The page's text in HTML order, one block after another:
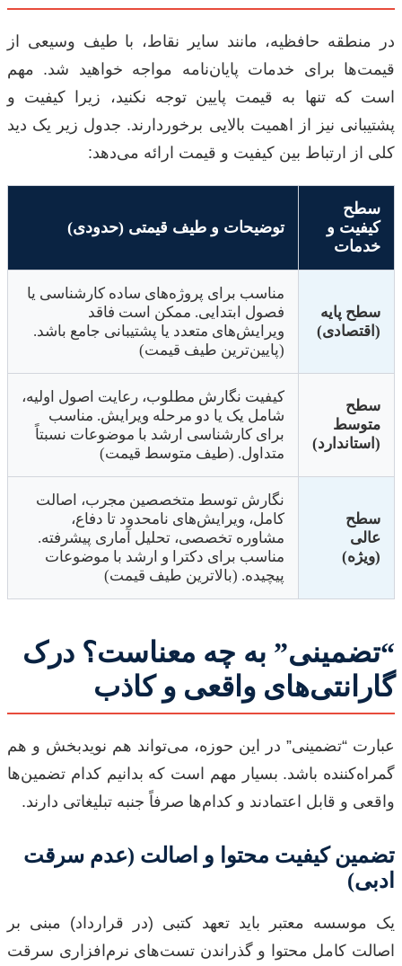
در منطقه حافظیه، مانند سایر نقاط، با طیف وسیعی از
قیمت‌ها برای خدمات پایان‌نامه مواجه خواهید شد. مهم
است که تنها به قیمت پایین توجه نکنید، زیرا کیفیت و
پشتیبانی نیز از اهمیت بالایی برخوردارند. جدول زیر یک دید
کلی از ارتباط بین کیفیت و قیمت ارائه می‌دهد:
سطح
کیفیت و
خدمات
توضیحات و طیف قیمتی (حدودی)
سطح پایه
(اقتصادی)
مناسب برای پروژه‌های ساده کارشناسی یا
فصول ابتدایی. ممکن است فاقد
ویرایش‌های متعدد یا پشتیبانی جامع باشد.
(پایین‌ترین طیف قیمت)
سطح
متوسط
(استاندارد)
کیفیت نگارش مطلوب، رعایت اصول اولیه،
شامل یک یا دو مرحله ویرایش. مناسب
برای کارشناسی ارشد با موضوعات نسبتاً
متداول. (طیف متوسط قیمت)
سطح
عالی
(ویژه)
نگارش توسط متخصصین مجرب، اصالت
کامل، ویرایش‌های نامحدود تا دفاع،
مشاوره تخصصی، تحلیل آماری پیشرفته.
مناسب برای دکترا و ارشد با موضوعات
پیچیده. (بالاترین طیف قیمت)
“تضمینی” به چه معناست؟ درک
گارانتی‌های واقعی و کاذب
عبارت “تضمینی” در این حوزه، می‌تواند هم نویدبخش و هم
گمراه‌کننده باشد. بسیار مهم است که بدانیم کدام تضمین‌ها
واقعی و قابل اعتمادند و کدام‌ها صرفاً جنبه تبلیغاتی دارند.
تضمین کیفیت محتوا و اصالت (عدم سرقت
ادبی)
یک موسسه معتبر باید تعهد کتبی (در قرارداد) مبنی بر
اصالت کامل محتوا و گذراندن تست‌های نرم‌افزاری سرقت